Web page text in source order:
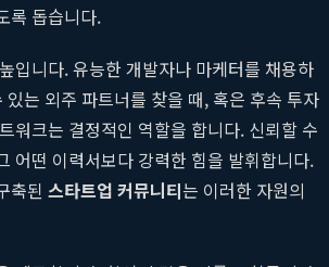
록 돕습니다.
입니다. 유능한 개발자나 마케터를 채용하
는 외주 파트너를 찾을 때, 혹은 후속 투자
워크는 결정적인 역할을 합니다. 신뢰할 수
어떤 이력서보다 강력한 힘을 발휘합니다.
축된 스타트업 커뮤니티는 이러한 자원의